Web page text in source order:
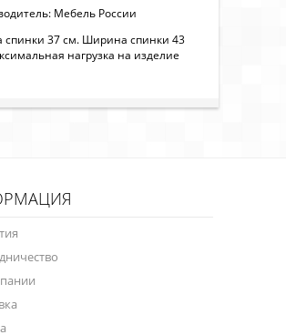
Мебель России
спинки 37 см. Ширина спинки 43
нагрузка на изделие